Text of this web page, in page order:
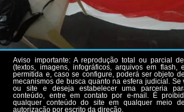
Aviso importante: A reprodução total ou parcial
(textos, imagens, infográficos, arquivos em flash,
permitida e, caso se configure, poderá ser objeto
mecanismos de busca quanto na esfera judicial. Se
ou site e deseja estabelecer uma parceria
conteúdo, entre em contato por e-mail. É
qualquer conteúdo do site em qualquer meio
autorização por escrito da direção.